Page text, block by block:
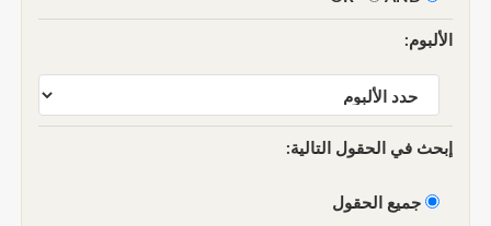
الألبوم:
إبحث في الحقول التالية:
جميع الحقول